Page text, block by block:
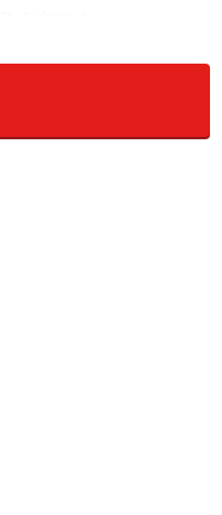
差し引かれ、年末調
住民税は前年1年間
に税額が決まり、翌